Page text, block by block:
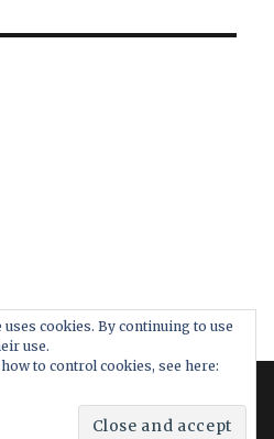
tarjoaa WordPress
cookies. By continuing to use
use.
to control cookies, see here: